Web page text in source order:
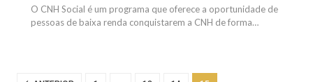
O CNH Social é um programa que oferece a oportunidade de
pessoas de baixa renda conquistarem a CNH de forma…